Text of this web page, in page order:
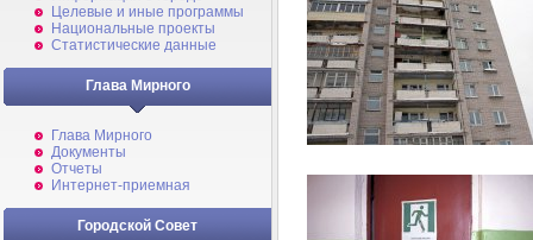
Целевые и иные программы
Национальные проекты
Статистические данные
Глава Мирного
Глава Мирного
Документы
Отчеты
Интернет-приемная
Городской Совет